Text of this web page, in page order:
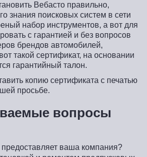
Вебасто правильно,
знания поисковых систем в сети
набор инструментов, а вот для
с гарантией и без вопросов
брендов автомобилей,
такой сертификат, на основании
гарантийный талон.
копию сертификата с печатью
просьбе.
вопросы
предоставляет ваша компания?